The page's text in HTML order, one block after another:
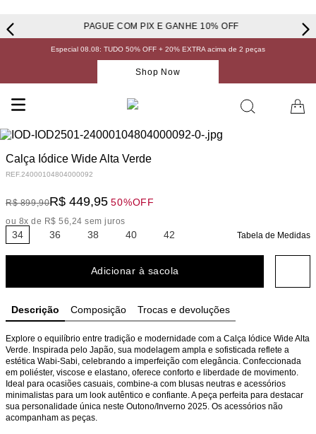
PAGUE COM PIX E GANHE 10% OFF
Especial 08.08: TUDO 50% OFF + 20% EXTRA acima de 2 peças
Shop Now
Calça Iódice Wide Alta Verde
REF.24000104804000092
R$ 899,90R$ 449,95 50%OFF
ou 8x de R$ 56,24 sem juros
34 36 38 40 42 Tabela de Medidas
Adicionar à sacola
Descrição Composição Trocas e devoluções
Explore o equilíbrio entre tradição e modernidade com a Calça Iódice Wide Alta
Verde. Inspirada pelo Japão, sua modelagem ampla e sofisticada reflete a
estética Wabi-Sabi, celebrando a imperfeição com elegância. Confeccionada
em poliéster, viscose e elastano, oferece conforto e liberdade de movimento.
Ideal para ocasiões casuais, combine-a com blusas neutras e acessórios
minimalistas para um look autêntico e confiante. A peça perfeita para destacar
sua personalidade única neste Outono/Inverno 2025. Os acessórios não
acompanham as peças.